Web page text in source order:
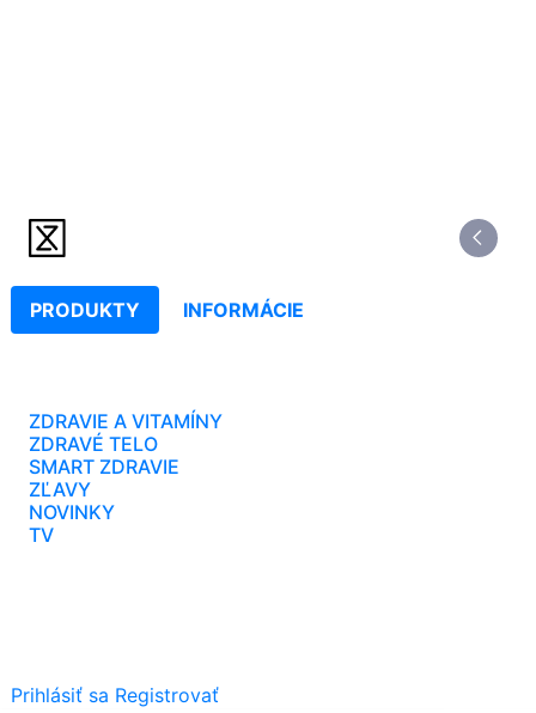
PRODUKTY INFORMÁCIE
ZDRAVIE A VITAMÍNY
ZDRAVÉ TELO
SMART ZDRAVIE
ZĽAVY
NOVINKY
TV
Prihlásiť sa Registrovať